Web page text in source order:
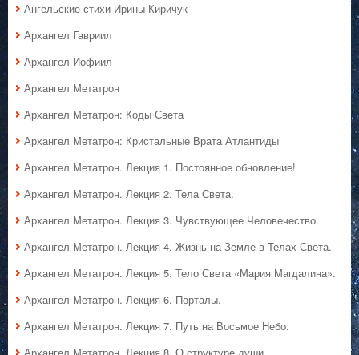
Ангельские стихи Ирины Киричук
Архангел Гавриил
Архангел Иофиил
Архангел Метатрон
Архангел Метатрон: Коды Света
Архангел Метатрон: Кристальные Врата Атлантиды
Архангел Метатрон. Лекция 1. Постоянное обновление!
Архангел Метатрон. Лекция 2. Тела Света.
Архангел Метатрон. Лекция 3. Чувствующее Человечество.
Архангел Метатрон. Лекция 4. Жизнь на Земле в Телах Света.
Архангел Метатрон. Лекция 5. Тело Света «Мария Магдалина».
Архангел Метатрон. Лекция 6. Порталы.
Архангел Метатрон. Лекция 7. Путь на Восьмое Небо.